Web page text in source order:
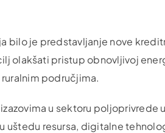
bilo je predstavljanje nove
olakšati pristup obnovljivoj
područjima.
u sektoru
uštedu resursa, digitalne